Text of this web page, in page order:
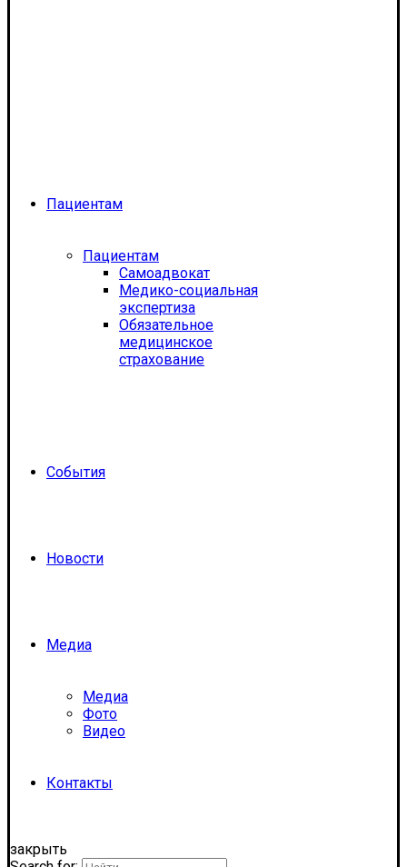
Пациентам
Пациентам
Самоадвокат
Медико-социальная
экспертиза
Обязательное
медицинское
страхование
События
Новости
Медиа
Медиа
Фото
Видео
Контакты
закрыть